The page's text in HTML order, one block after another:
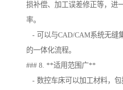
损补偿、加工误差修正等，进
率。
- 可以与CAD/CAM系统无缝
的一体化流程。
### 8. **适用范围广**
- 数控车床可以加工材料，